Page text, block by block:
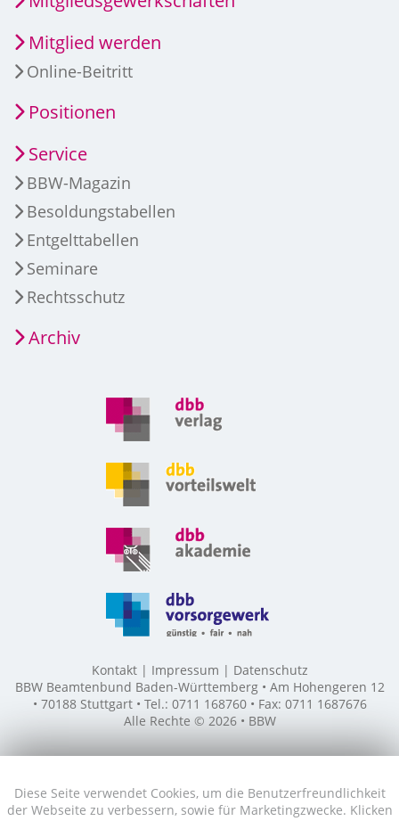
Diese Seite verwendet Cookies, um die Benutzerfreundlichkeit
der Webseite zu verbessern, sowie für Marketingzwecke. Klicken
Mitglied werden
Online-Beitritt
Positionen
Service
BBW-Magazin
Besoldungstabellen
Entgelttabellen
Seminare
Rechtsschutz
Archiv
Kontakt Impressum
Datenschutz
BBW Beamtenbund Baden-Württemberg • Am Hohengeren 12
• 70188 Stuttgart • Tel.: 0711 168760 • Fax: 0711 1687676
Alle Rechte © 2026 • BBW